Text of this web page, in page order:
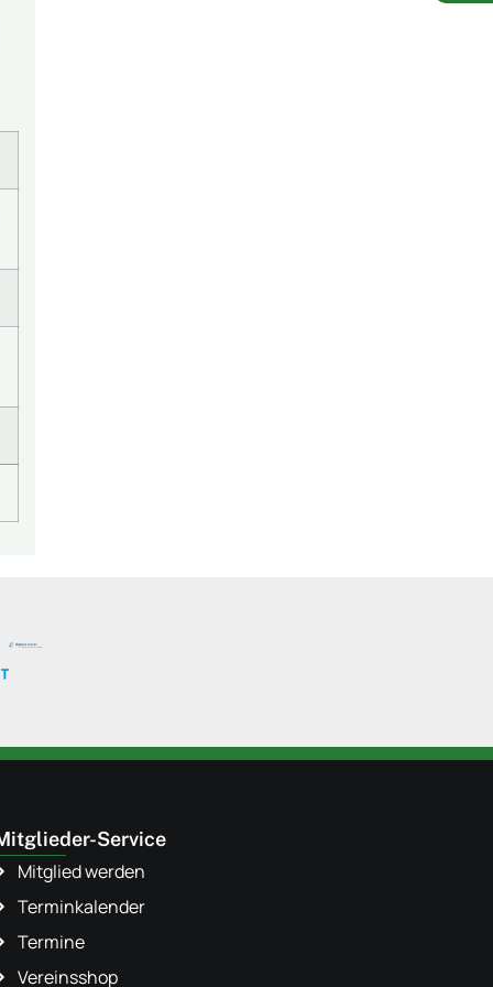
Service
Mitglied werden
Terminkalender
Termine
Vereinsshop